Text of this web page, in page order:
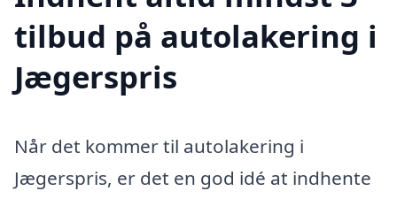
tilbud på autolakering i
Jægerspris
Når det kommer til autolakering i
Jægerspris, er det en god idé at indhente